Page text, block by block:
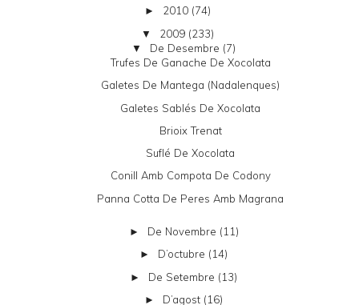
► 2010 (74)
▼ 2009 (233)
▼ De Desembre (7)
Trufes De Ganache De Xocolata
Galetes De Mantega (nadalenques)
Galetes Sablés De Xocolata
Brioix Trenat
Suflé De Xocolata
Conill Amb Compota De Codony
Panna Cotta De Peres Amb Magrana
► De Novembre (11)
► D’octubre (14)
► De Setembre (13)
► D’agost (16)